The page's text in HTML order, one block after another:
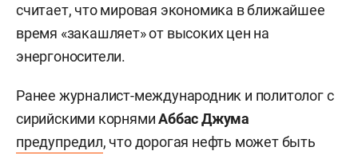
считает, что мировая экономика в ближайшее
время «закашляет» от высоких цен на
энергоносители.
Ранее журналист-международник и политолог с
сирийскими корнямиАббас Джума
предупредил, что дорогая нефть может быть